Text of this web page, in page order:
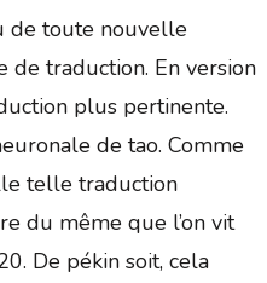
de toute nouvelle
de traduction. En version
plus pertinente.
de tao. Comme
telle traduction
du même que l’on vit
De pékin soit, cela